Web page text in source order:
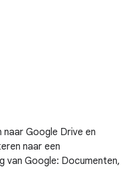
naar Google Drive en
naar een
van Google: Documenten,